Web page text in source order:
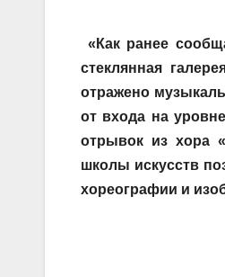
«Как ранее
стеклянная
отражено
от входа на
отрывок из хора
школы искусств
хореографии и